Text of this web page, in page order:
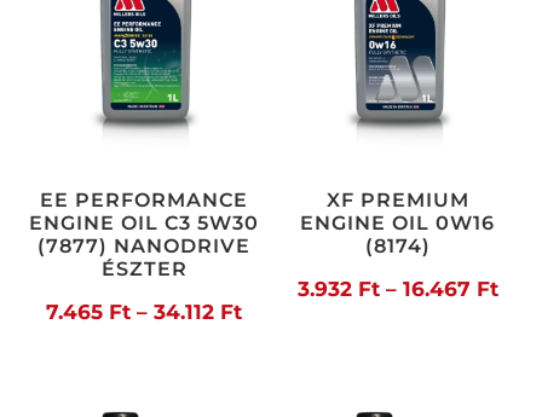
EE PERFORMANCE
ENGINE OIL C3 5W30
(7877) NANODRIVE
ÉSZTER
7.465 Ft – 34.112 FtÁrtartomány:
XF PREMIUM
ENGINE OIL 0W16
(8174)
3.932 Ft – 16.467 Ft